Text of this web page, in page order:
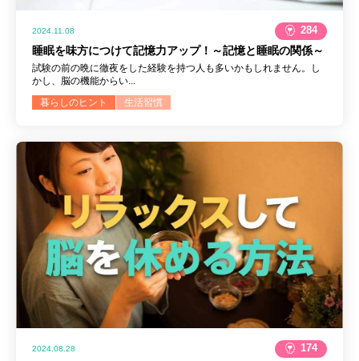
2024.11.08 284
睡眠を味方につけて記憶力アップ！～記憶と睡眠の関係～
試験の前の晩に徹夜をした経験を持つ人も多いかもしれません。し
かし、脳の機能からい...
暮らしのヒント
生活習慣
2024.08.28 174